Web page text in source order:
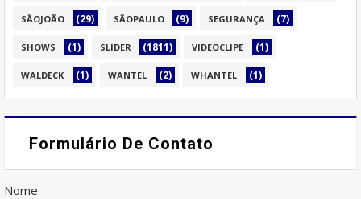
SÃOJOÃO (29) SÃOPAULO (9) SEGURANÇA (7)
SHOWS (1) SLIDER (1811) VIDEOCLIPE (1)
WALDECK (1) WANTEL (2) WHANTEL (1)
Formulário De Contato
Nome